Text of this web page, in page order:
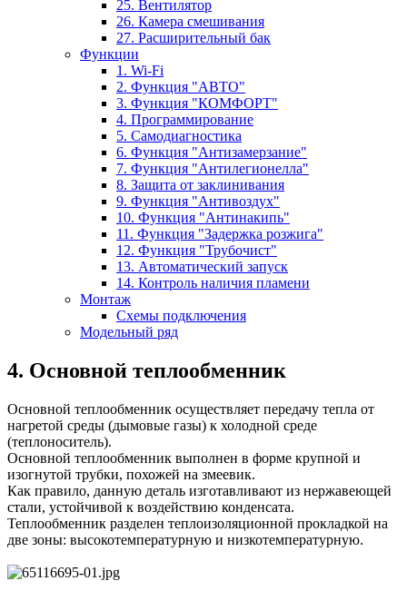
25. Вентилятор
26. Камера смешивания
27. Расширительный бак
Функции
1. Wi-Fi
2. Функция "АВТО"
3. Функция "КОМФОРТ"
4. Программирование
5. Самодиагностика
6. Функция "Антизамерзание"
7. Функция "Антилегионелла"
8. Защита от заклинивания
9. Функция "Антивоздух"
10. Функция "Антинакипь"
11. Функция "Задержка розжига"
12. Функция "Трубочист"
13. Автоматический запуск
14. Контроль наличия пламени
Монтаж
Схемы подключения
Модельный ряд
4. Основной теплообменник
Основной теплообменник осуществляет передачу тепла от
нагретой среды (дымовые газы) к холодной среде
(теплоноситель).
Основной теплообменник выполнен в форме крупной и
изогнутой трубки, похожей на змеевик.
Как правило, данную деталь изготавливают из нержавеющей
стали, устойчивой к воздействию конденсата.
Теплообменник разделен теплоизоляционной прокладкой на
две зоны: высокотемпературную и низкотемпературную.